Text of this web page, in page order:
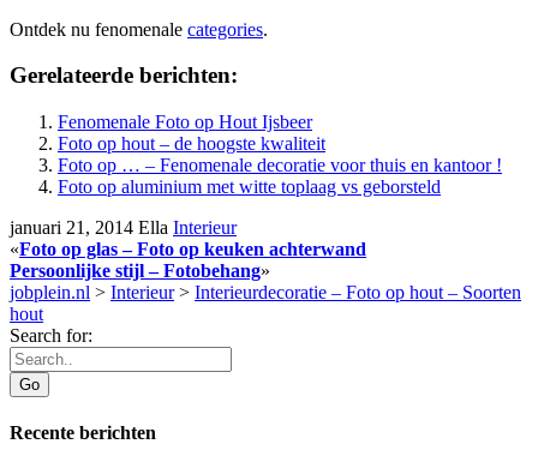
Ontdek nu fenomenale categories.
Gerelateerde berichten:
Fenomenale Foto op Hout Ijsbeer
Foto op hout – de hoogste kwaliteit
Foto op … – Fenomenale decoratie voor thuis en kantoor !
Foto op aluminium met witte toplaag vs geborsteld
januari 21, 2014 Ella Interieur
«Foto op glas – Foto op keuken achterwand
Persoonlijke stijl – Fotobehang»
jobplein.nl > Interieur> Interieurdecoratie – Foto op hout – Soorten
hout
Search for:
Recente berichten